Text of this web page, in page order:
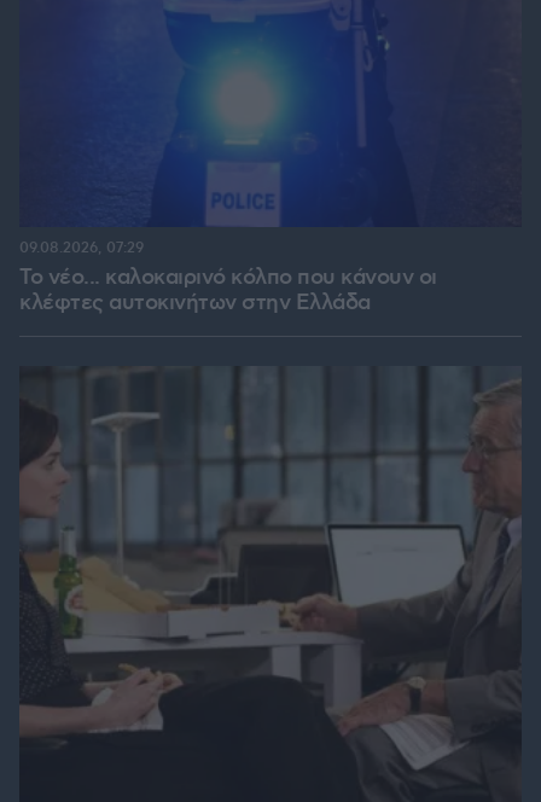
Το νέο... καλοκαιρινό κόλπο που κάνουν οι
κλέφτες αυτοκινήτων στην Ελλάδα
09.08.2026, 07:29